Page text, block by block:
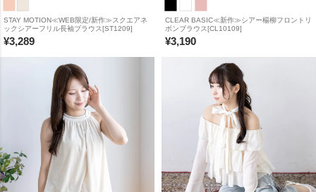
STAY MOTION≪WEB限定/新作≫スクエアネ
ックシアーフリル長袖ブラウス[ST1209]
¥3,289
CLEAR BASIC≪新作≫シアー楊柳フロントリ
ボンブラウス[CL10109]
¥3,190